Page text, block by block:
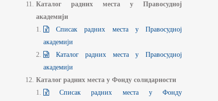
Каталог радних места у Правосудној
академији
Списак радних места у Правосудној
академији
Каталог радних места у Правосудној
академији
Каталог радних места у Фонду солидарности
Списак радних места у Фонду